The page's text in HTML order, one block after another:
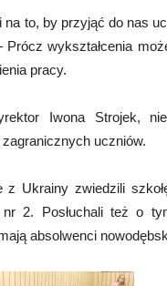
to, by przyjąć do nas
Prócz wykształcenia
pracy.
Iwona Strojek,
uczniów.
z Ukrainy zwiedzili
nr 2. Posłuchali też o
absolwenci